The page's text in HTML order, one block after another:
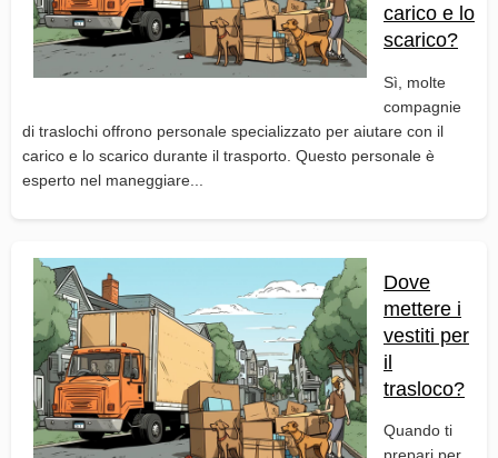
carico e lo
scarico?
Sì, molte
compagnie
di traslochi offrono personale specializzato per aiutare con il
carico e lo scarico durante il trasporto. Questo personale è
esperto nel maneggiare...
Dove
mettere i
vestiti per
il
trasloco?
Quando ti